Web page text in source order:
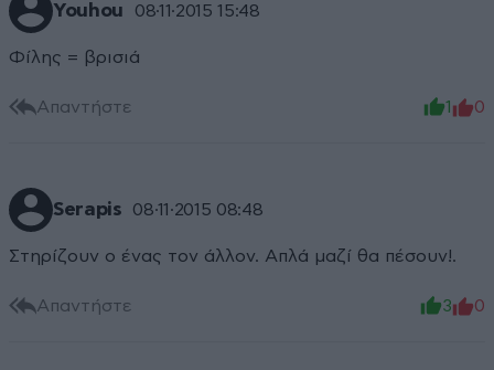
Youhou 08·11·2015 15:48
Φίλης = βρισιά
Απαντήστε 1 0
Serapis 08·11·2015 08:48
Στηρίζουν ο ένας τον άλλον. Απλά μαζί θα πέσουν!.
Απαντήστε 3 0